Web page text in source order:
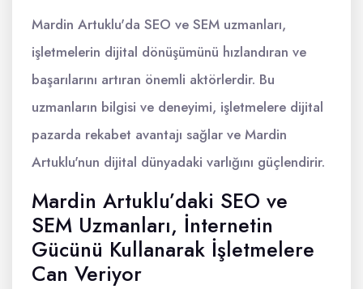
Mardin Artuklu'da SEO ve SEM uzmanları,
işletmelerin dijital dönüşümünü hızlandıran ve
başarılarını artıran önemli aktörlerdir. Bu
uzmanların bilgisi ve deneyimi, işletmelere dijital
pazarda rekabet avantajı sağlar ve Mardin
Artuklu'nun dijital dünyadaki varlığını güçlendirir.
Mardin Artuklu’daki SEO ve
SEM Uzmanları, İnternetin
Gücünü Kullanarak İşletmelere
Can Veriyor